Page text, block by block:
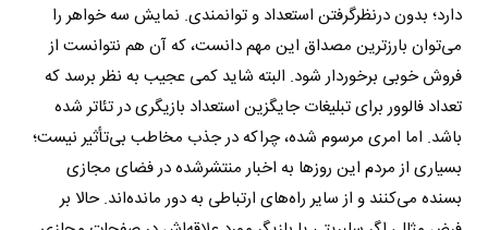
دارد؛ بدون در‌نظرگرفتن استعداد و توانمندی. نمایش سه خواهر را
می‌توان بارزترین مصداق این مهم دانست، که آن هم نتوانست از
فروش خوبی برخوردار شود. البته شاید کمی عجیب به نظر برسد که
تعداد فالوور برای تبلیغات جایگزین استعداد بازیگری در تئاتر شده
باشد. اما امری مرسوم شده، چراکه در جذب مخاطب بی‌تأثیر نیست؛
بسیاری از مردم این روزها به اخبار منتشرشده در فضای مجازی
بسنده می‌کنند و از سایر راه‌های ارتباطی به دور مانده‌اند. حالا بر